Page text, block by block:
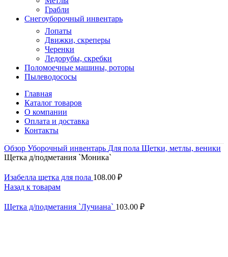
Грабли
Снегоуборочный инвентарь
Лопаты
Движки, скреперы
Черенки
Ледорубы, скребки
Поломоечные машины, роторы
Пылеводососы
Главная
Каталог товаров
О компании
Оплата и доставка
Контакты
Обзор Уборочный инвентарь Для пола Щетки, метлы, веники
Щетка д/подметания `Моника`
Изабелла щетка для пола 108.00 ₽
Назад к товарам
Щетка д/подметания `Лучиана` 103.00 ₽